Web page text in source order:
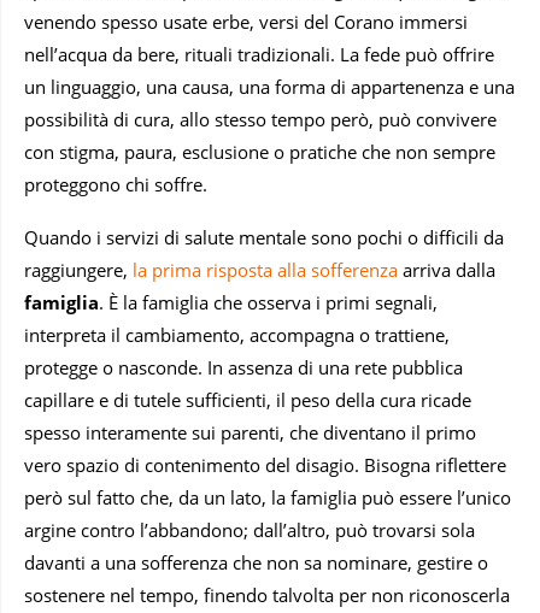
venendo spesso usate erbe, versi del Corano immersi
nell’acqua da bere, rituali tradizionali. La fede può offrire
un linguaggio, una causa, una forma di appartenenza e una
possibilità di cura, allo stesso tempo però, può convivere
con stigma, paura, esclusione o pratiche che non sempre
proteggono chi soffre.
Quando i servizi di salute mentale sono pochi o difficili da
raggiungere, la prima risposta alla sofferenza arriva dalla
famiglia. È la famiglia che osserva i primi segnali,
interpreta il cambiamento, accompagna o trattiene,
protegge o nasconde. In assenza di una rete pubblica
capillare e di tutele sufficienti, il peso della cura ricade
spesso interamente sui parenti, che diventano il primo
vero spazio di contenimento del disagio. Bisogna riflettere
però sul fatto che, da un lato, la famiglia può essere l’unico
argine contro l’abbandono; dall’altro, può trovarsi sola
davanti a una sofferenza che non sa nominare, gestire o
sostenere nel tempo, finendo talvolta per non riconoscerla